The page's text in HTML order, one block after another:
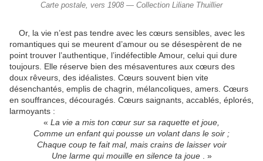
Carte postale, vers 1908 — Collection Liliane Thuillier
Or, la vie n’est pas tendre avec les cœurs sensibles, avec les
romantiques qui se meurent d’amour ou se désespèrent de ne
point trouver l’authentique, l’indéfectible Amour, celui qui dure
toujours. Elle réserve bien des mésaventures aux cœurs des
doux rêveurs, des idéalistes. Cœurs souvent bien vite
désenchantés, emplis de chagrin, mélancoliques, amers. Cœurs
en souffrances, découragés. Cœurs saignants, accablés, éplorés,
larmoyants :
« La vie a mis ton cœur sur sa raquette et joue,
Comme un enfant qui pousse un volant dans le soir ;
Chaque coup te fait mal, mais crains de laisser voir
Une larme qui mouille en silence ta joue. »